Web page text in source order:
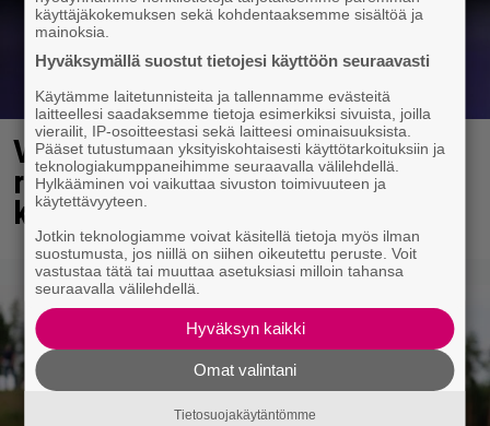
Vappu Pimiä sai huonoa palvelua
ravintolassa – pettyi siellä
kahteen asiaan
käyttäjäkokemuksen sekä kohdentaaksemme sisältöä ja
mainoksia.
Hyväksymällä suostut tietojesi käyttöön seuraavasti
Käytämme laitetunnisteita ja tallennamme evästeitä
laitteellesi saadaksemme tietoja esimerkiksi sivuista, joilla
vierailit, IP-osoitteestasi sekä laitteesi ominaisuuksista.
Pääset tutustumaan yksityiskohtaisesti käyttötarkoituksiin ja
teknologiakumppaneihimme seuraavalla välilehdellä.
Hylkääminen voi vaikuttaa sivuston toimivuuteen ja
käytettävyyteen.
Jotkin teknologiamme voivat käsitellä tietoja myös ilman
suostumusta, jos niillä on siihen oikeutettu peruste. Voit
vastustaa tätä tai muuttaa asetuksiasi milloin tahansa
seuraavalla välilehdellä.
Hyväksyn kaikki
Omat valintani
Tietosuojakäytäntömme